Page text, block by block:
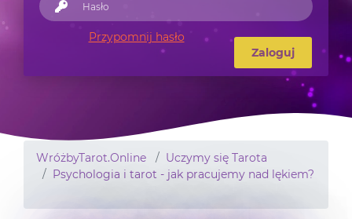
Przypomnij hasło
Zaloguj
WróżbyTarot.Online
Uczymy się Tarota
Psychologia i tarot - jak pracujemy nad lękiem?